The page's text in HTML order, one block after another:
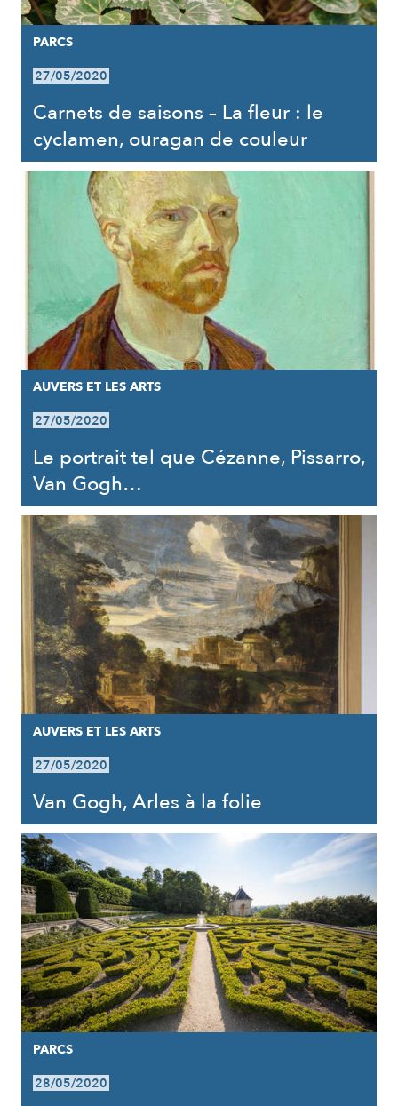
PARCS
27/05/2020
Carnets de saisons – La fleur : le
cyclamen, ouragan de couleur
AUVERS ET LES ARTS
27/05/2020
Le portrait tel que Cézanne, Pissarro,
Van Gogh…
AUVERS ET LES ARTS
27/05/2020
Van Gogh, Arles à la folie
PARCS
28/05/2020